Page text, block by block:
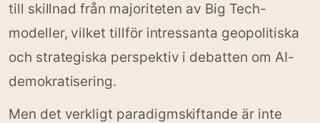
till skillnad från majoriteten av Big Tech-
modeller, vilket tillför intressanta geopolitiska
och strategiska perspektiv i debatten om AI-
demokratisering.
Men det verkligt paradigmskiftande är inte